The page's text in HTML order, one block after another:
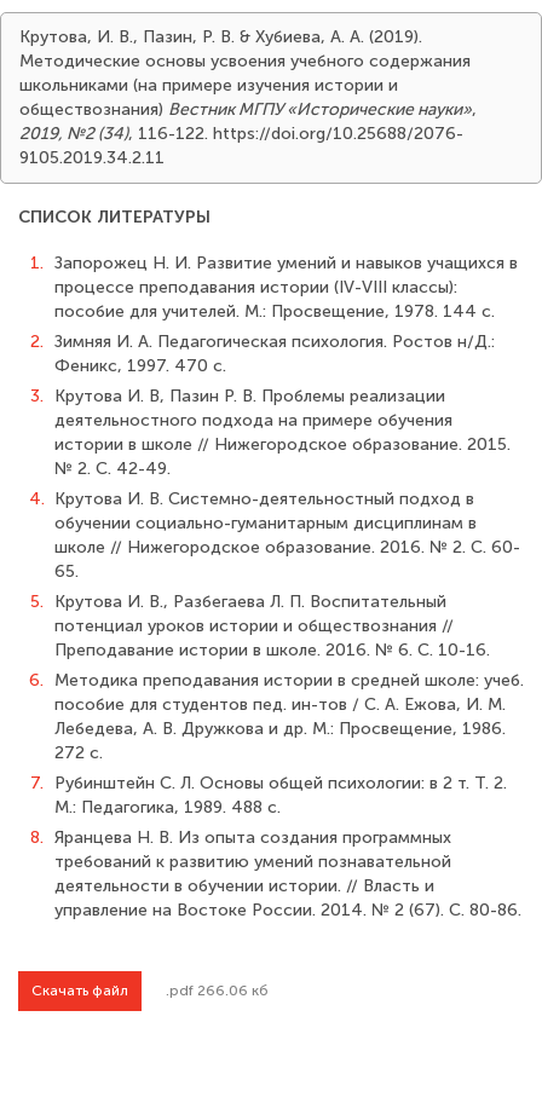
Крутова, И. В., Пазин, Р. В. & Хубиева, А. А. (2019).
Методические основы усвоения учебного содержания
школьниками (на примере изучения истории и
обществознания) Вестник МГПУ «Исторические науки»,
2019, №2 (34), 116-122. https://doi.org/10.25688/2076-
9105.2019.34.2.11
СПИСОК ЛИТЕРАТУРЫ
1. Запорожец H. И. Развитие умений и навыков учащихся в
процессе преподава­ния истории (IV-VIII классы):
пособие для учителей. М.: Просвещение, 1978. 144 с.
2. Зимняя И. А. Педагогическая психология. Ростов н/Д.:
Феникс, 1997. 470 с.
3.
Крутова И. В, Пазин Р. В. Проблемы реализации
деятельностного подхода на примере обучения
истории в школе // Нижегородское образование. 2015.
№ 2. С. 42-49.
4. Крутова И. В. Системно-деятельностный подход в
обучении социально-гума­нитарным дисциплинам в
школе // Нижегородское образование. 2016. № 2. С. 60-
65.
5.
Крутова И. В., Разбегаева Л. П. Воспитательный
потенциал уроков истории и обществознания //
Преподавание истории в школе. 2016. № 6. С. 10-16.
6.
Методика преподавания истории в средней школе: учеб.
пособие для студен­тов пед. ин-тов / С. А. Ежова, И. М.
Лебедева, А. В. Дружкова и др. М.: Просвещение, 1986.
272 с.
7.
Рубинштейн С. Л. Основы общей психологии: в 2 т. Т. 2.
М.: Педагогика, 1989. 488 с.
8. Яранцева Н. В. Из опыта создания программных
требований к развитию умений познавательной
деятельности в обучении истории. // Власть и
управление на Востоке России. 2014. № 2 (67). С. 80-86.
Скачать файл .pdf 266.06 кб